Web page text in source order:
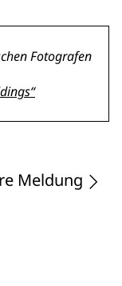
Fotografen
“
Meldung